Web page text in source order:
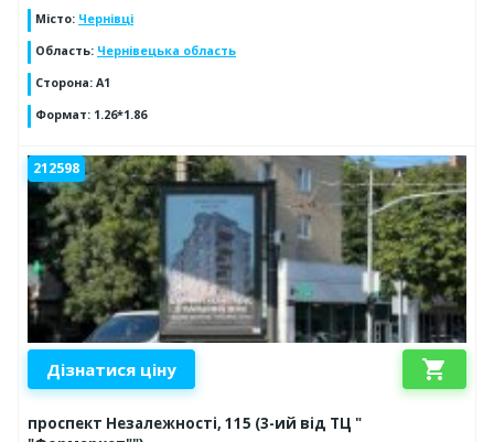
Місто: Чернівці
Область: Чернівецька область
Сторона: А1
Формат: 1.26*1.86
212598
Дізнатися ціну shopping_cart
проспект Незалежності, 115 (3-ий від ТЦ "